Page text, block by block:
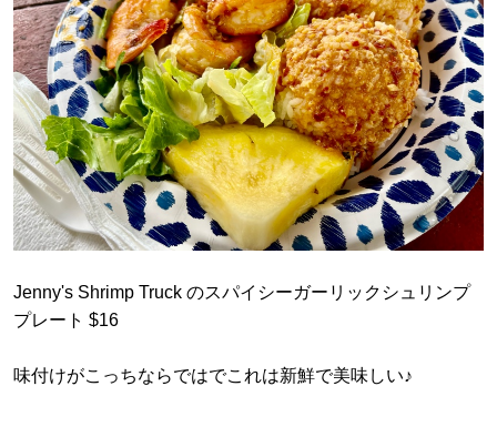
Jenny's Shrimp Truck のスパイシーガーリックシュリンプ
プレート $16
味付けがこっちならではでこれは新鮮で美味しい♪